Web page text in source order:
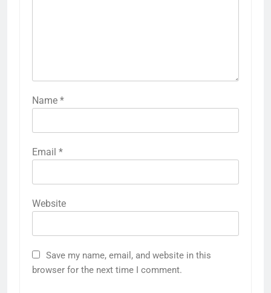
Name *
Email *
Website
Save my name, email, and website in this
browser for the next time I comment.